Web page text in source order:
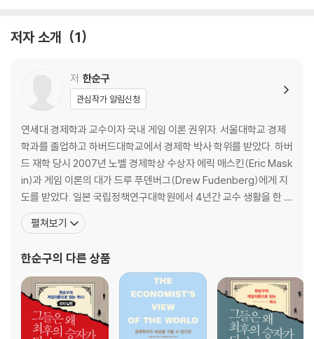
2. 젊은 시절에 해야 할 투자는 ‘코인’도, ‘주식’도 아니다
3. 다양한 ‘경우의 수’를 생각하고 대비하라
4. 쌀, 냉장고, 그리고 금융
제3장. 경제는 마음에서 시작된다
1. 건강한 몸과 마음이 없다면 돈은 의미가 없다
2. 경제학으로 분석해본, 당신이 벼락치기를 하는 이유
3. 큰 차이를 만드는 작지만 확실한 정보들
4. 성공은 계단식, 일단 10년은 버텨라
6. 인생에서 돈은 어떤 의미일까?
제4장. 가족은 경제적 운명공동체
1. 배우자를 꼬마 빌딩으로 생각하라
저자 소개 1
저 한순구
관심작가 알림신청
연세대 경제학과 교수이자 국내 게임 이론 권위자. 서울대학교 경제
학과를 졸업하고 하버드대학교에서 경제학 박사 학위를 받았다. 하버
드 재학 당시 2007년 노벨 경제학상 수상자 에릭 매스킨(Eric Mask
in)과 게임 이론의 대가 드루 푸덴버그(Drew Fudenberg)에게 지
도를 받았다. 일본 국립정책연구대학원에서 4년간 교수 생활을 한 후
2002년부터 연세대학교 경제학부 교수로 재직하고 있다. 전공은 게
임 이론과 법경제학으로, 기업과 국가의 전략적 행동과 진화론적 경
경제학 이론을 적용하여 분석
펼쳐보기
한순구의 다른 상품